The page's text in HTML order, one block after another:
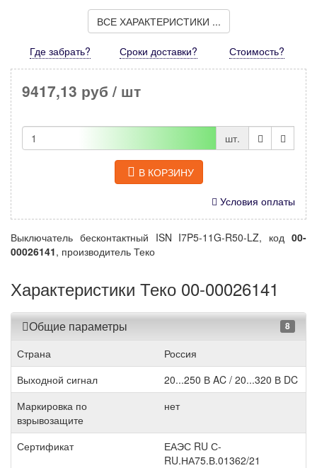
ВСЕ ХАРАКТЕРИСТИКИ ...
Где забрать? Сроки доставки? Стоимость?
9417,13 руб / шт
шт.
В КОРЗИНУ
Условия оплаты
Выключатель бесконтактный ISN I7P5-11G-R50-LZ, код 00-
00026141, производитель Теко
Характеристики Теко 00-00026141
Общие параметры 8
Страна
Россия
Выходной сигнал
20...250 В AC / 20...320 В DC
Маркировка по
взрывозащите
нет
Сертификат
ЕАЭС RU С-
RU.НА75.В.01362/21